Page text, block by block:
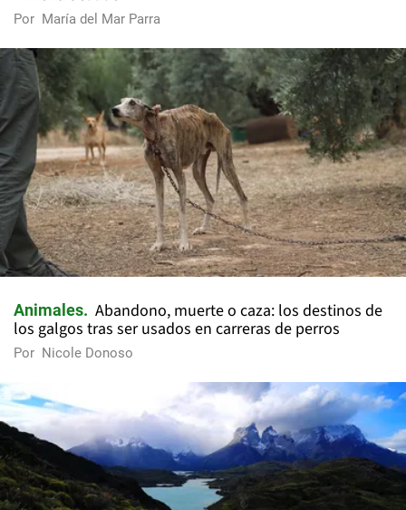
Por María del Mar Parra
Animales
Abandono, muerte o caza: los destinos de
los galgos tras ser usados en carreras de perros
Por Nicole Donoso